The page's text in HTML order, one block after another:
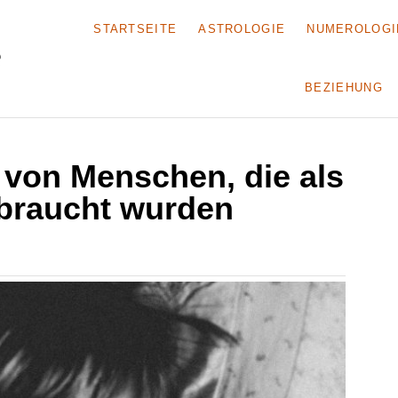
STARTSEITE ASTROLOGIE
BEZIEHUNG
Menschen, die als
wurden